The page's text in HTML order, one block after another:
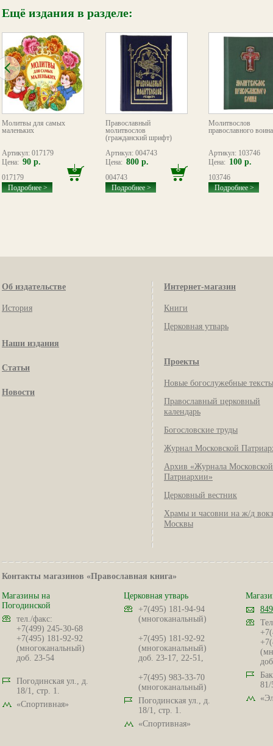
Ещё издания в разделе:
Молитвы для самых
маленьких
Артикул: 017179
Цена: 90 р.
017179
Подробнее >
Православный
молитвослов
(гражданский шрифт)
Артикул: 004743
Цена: 800 р.
004743
Подробнее >
Молитвослов
православного воина
Артикул: 103746
Цена: 100 р.
103746
Подробнее >
Об издательстве
История
Наши издания
Статьи
Новости
Интернет-магазин
Книги
Церковная утварь
Проекты
Новые богослужебные тексты
Православный церковный
календарь
Богословские труды
Журнал Московской
Архив «Журнала Московской
Патриархии»
Церковный вестник
Храмы и часовни на ж/д
Москвы
Контакты магазинов «Православная книга»
Магазины на
Погодинской
тел./факс:
+7(499) 245-30-68
+7(495) 181-92-92
(многоканальный)
доб. 23-54
Погодинская ул., д.
18/1, стр. 1.
«Спортивная»
Церковная утварь
+7(495) 181-94-94
(многоканальный)
+7(495) 181-92-92
(многоканальный)
доб. 23-17, 22-51,
+7(495) 983-33-70
(многоканальный)
Погодинская ул., д.
18/1, стр. 1.
«Спортивная»
81/